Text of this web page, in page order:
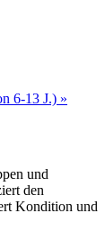
6-13 J.) »
und
den
Kondition und